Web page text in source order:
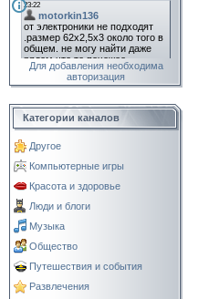
Для добавления необходима
авторизация
Категории каналов
Другое
Компьютерные игры
Красота и здоровье
Люди и блоги
Музыка
Общество
Путешествия и события
Развлечения